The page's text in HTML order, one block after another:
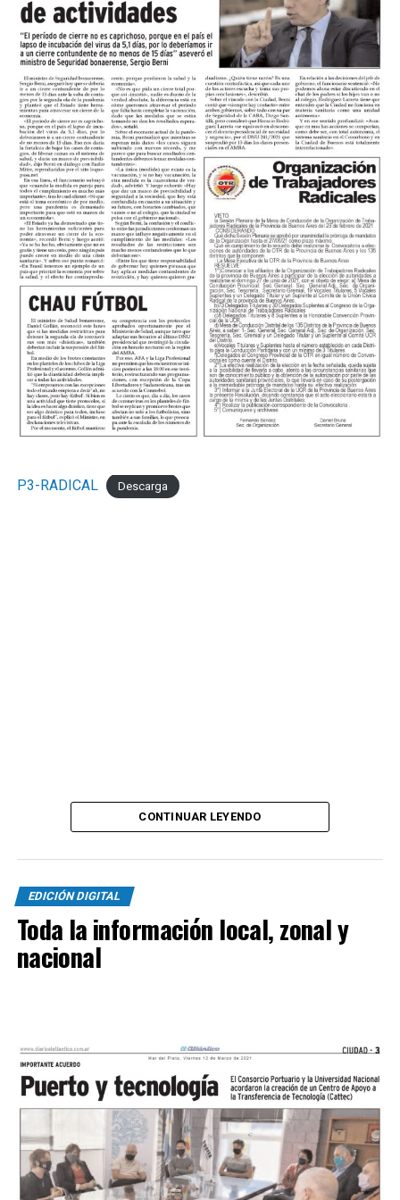
rechazar sin problemas pero la pelota le quedó a Di
Bello que la paró en tres cuartos, levantó la mirada,
abrió el pie y puso el derechazo contra el palo de Juan
Cruz Nadal que no se había vuelvo a acomodar después
del córner.
Los de Mignini eran mucho más y el tercero llegó por
decantación. A los 24, Verón avanzó a toda velocidad
por izquierda, habilitó a Castillo y Acha, que lo venía
corriendo de atrás, lo desestabilizó adentro del area,
Rubiano no dudó y el juvenil desde los doce pasos anotó
su primer gol en el Federal A para empezar a decretar la
historia.
El complemento se jugó a otro ritmo pero mostró la
solidez del fondo kimberleño cada vez que lo probaron.
Más allá de eso, en los primeros cinco minutos, Miori
tuvo dos claras para convertir el cuarto pero Nadal se
lució en ambas con dos atajadas tremendas.
Los cambios probados por Mario Martínez le dieron a
en el pase en el pase final. Por su lado, Mignini también
movió el banco para darle media hora a Ezequiel Cérica,
por la senda ganadora.
SINTESIS
Kimberley (3 ): Tomás Casas, Bruno Di Bello, Mateo
Rinaldi, Bacigalupe y Hernán Sosa, Santiago Vásquez,
P3-RADICAL Descarga
CONTINUAR LEYENDO
EDICIÓN DIGITAL
Toda la información local, zonal y
nacional